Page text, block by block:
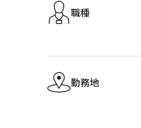
職種
勤務地